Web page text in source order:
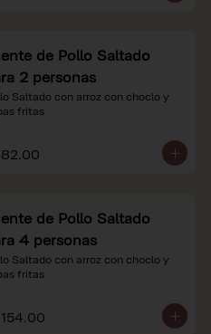
de Pollo Saltado
2 personas
Saltado con arroz con choclo y
fritas
precios están expresados en
e incluyen impuestos de ley y
de Pollo Saltado
4 personas
Saltado con arroz con choclo y
fritas
precios están expresados en
e incluyen impuestos de ley y